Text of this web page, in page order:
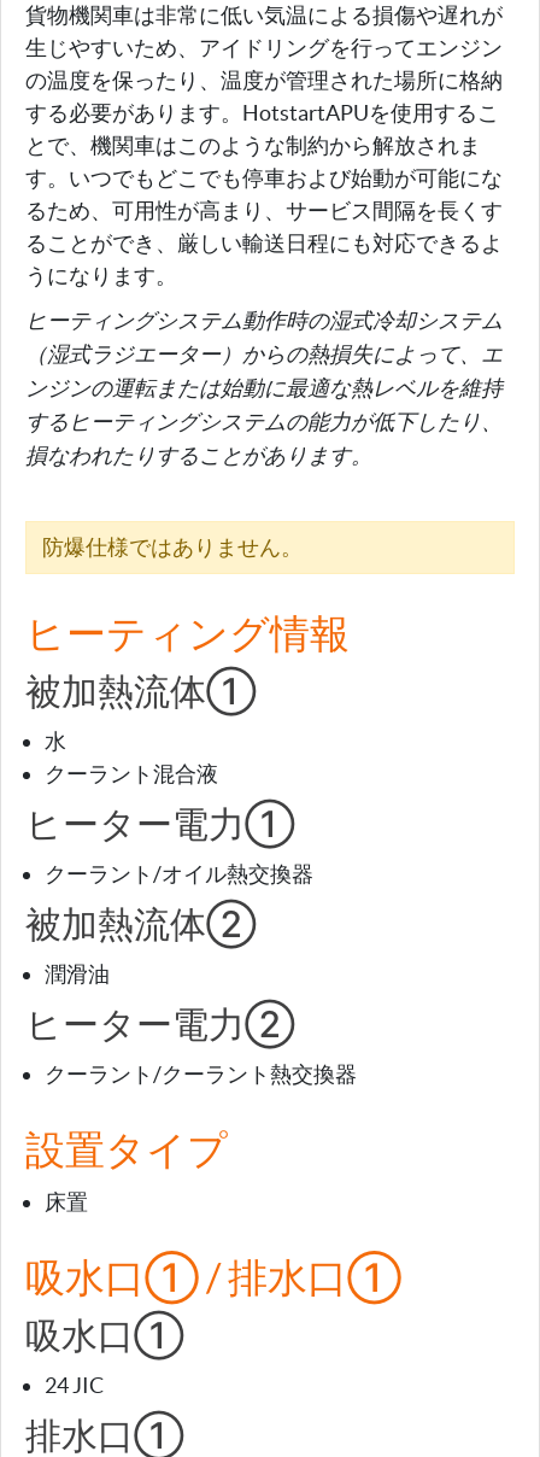
貨物機関車は非常に低い気温による損傷や遅れが
生じやすいため、アイドリングを行ってエンジン
の温度を保ったり、温度が管理された場所に格納
する必要があります。HotstartAPUを使用するこ
とで、機関車はこのような制約から解放されま
す。いつでもどこでも停車および始動が可能にな
るため、可用性が高まり、サービス間隔を長くす
ることができ、厳しい輸送日程にも対応できるよ
うになります。
ヒーティングシステム動作時の湿式冷却システム
（湿式ラジエーター）からの熱損失によって、エ
ンジンの運転または始動に最適な熱レベルを維持
するヒーティングシステムの能力が低下したり、
損なわれたりすることがあります。
防爆仕様ではありません。
ヒーティング情報
被加熱流体①
水
クーラント混合液
ヒーター電力①
クーラント/オイル熱交換器
被加熱流体②
潤滑油
ヒーター電力②
クーラント/クーラント熱交換器
設置タイプ
床置
吸水口① / 排水口①
吸水口①
24 JIC
排水口①